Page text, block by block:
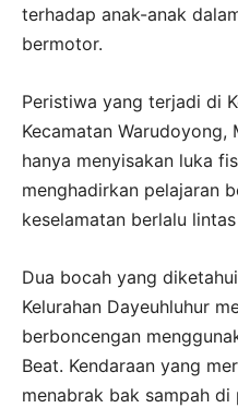
terhadap anak-anak
bermotor.
Peristiwa yang terjadi di
Kecamatan
hanya menyisakan luka
menghadirkan pelajaran
keselamatan berlalu
Dua bocah yang
Kelurahan Dayeuhluhur
berboncengan
Beat. Kendaraan yang
menabrak bak sampah di